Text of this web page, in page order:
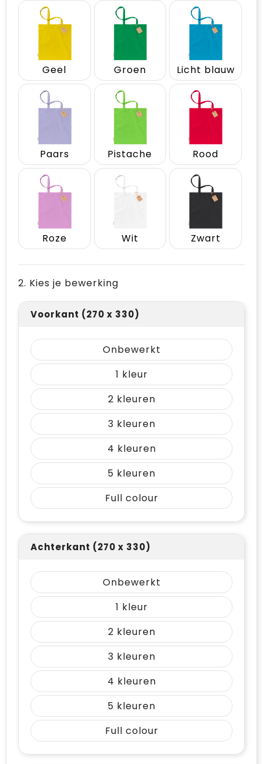
Geel Groen Licht blauw
Paars Pistache Rood
Roze Wit Zwart
2. Kies je bewerking
Voorkant (270 x 330)
Onbewerkt
1
2
3
4
5
Full colour
Achterkant (270 x 330)
Onbewerkt
1
2
3
4
5
Full colour